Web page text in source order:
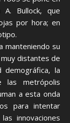
Bullock, que
por hora; en
manteniendo su
distantes de
la
las metrópolis
a esta onda
para intentar
innovaciones